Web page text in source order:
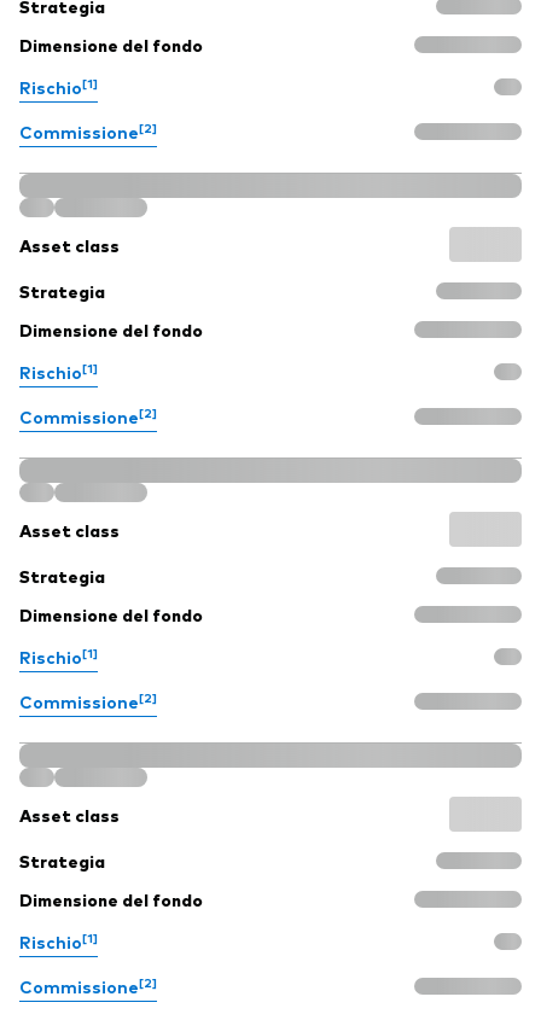
Strategia
Dimensione del fondo
Rischio[1]
Commissione[2]
Asset class
Strategia
Dimensione del fondo
Rischio[1]
Commissione[2]
Asset class
Strategia
Dimensione del fondo
Rischio[1]
Commissione[2]
Asset class
Strategia
Dimensione del fondo
Rischio[1]
Commissione[2]